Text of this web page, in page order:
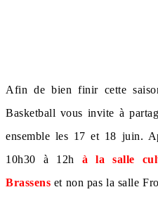
Afin de bien finir cette
Basketball vous invite à
ensemble les 17 et 18 juin.
10h30 à 12h à la salle
Brassens et non pas la salle